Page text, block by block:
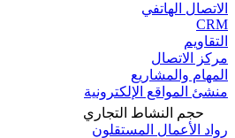
الاتصال الهاتفي
CRM
التقاويم
مركز الاتصال
المهام والمشاريع
منشئ المواقع الإلكترونية
حجم النشاط التجاري
رواد الأعمال المستقلون